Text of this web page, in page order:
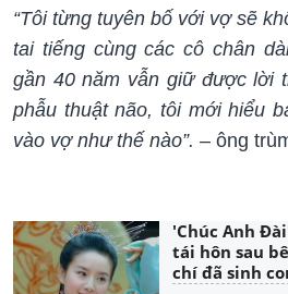
“Tôi từng tuyên bố với vợ sẽ
tai tiếng cùng các cô chân
gần 40 năm vẫn giữ được lời
phẫu thuật não, tôi mới hiểu
vào vợ như thế nào”. – ông
'Chúc Anh
tái hôn sau
chí đã sinh